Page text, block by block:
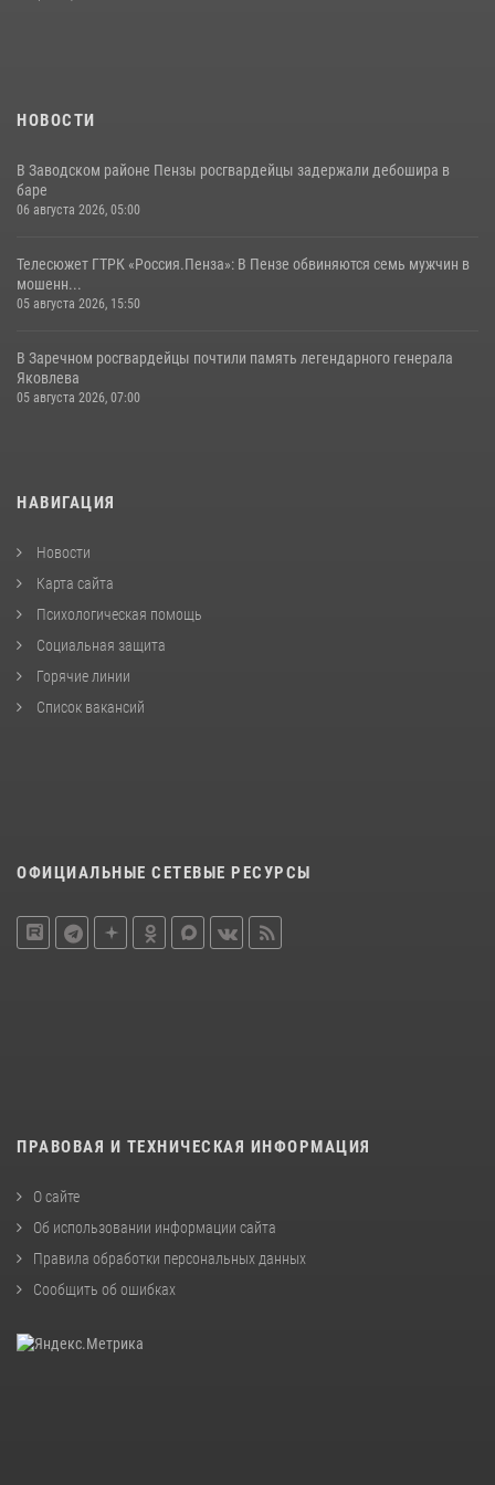
НОВОСТИ
В Заводском районе Пензы росгвардейцы задержали дебошира в
баре
06 августа 2026, 05:00
Телесюжет ГТРК «Россия.Пенза»: В Пензе обвиняются семь мужчин в
мошенн...
05 августа 2026, 15:50
В Заречном росгвардейцы почтили память легендарного генерала
Яковлева
05 августа 2026, 07:00
НАВИГАЦИЯ
Новости
Карта сайта
Психологическая помощь
Социальная защита
Горячие линии
Список вакансий
ОФИЦИАЛЬНЫЕ СЕТЕВЫЕ РЕСУРСЫ
ПРАВОВАЯ И ТЕХНИЧЕСКАЯ ИНФОРМАЦИЯ
О сайте
Об использовании информации сайта
Правила обработки персональных данных
Сообщить об ошибках